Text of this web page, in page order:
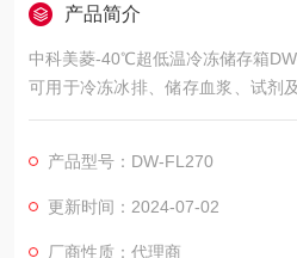
产品简介
中科美菱-40℃超低温冷冻储存箱
可用于冷冻冰排、储存血浆、试剂
适用于医院、社区服务中心、疫病
产品型号：DW-FL270
更新时间：2024-07-02
厂商性质：代理商